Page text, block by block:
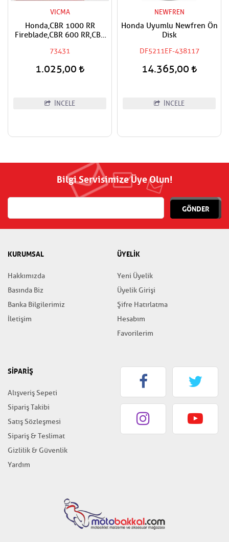
VICMA
Honda,CBR 1000 RR
Fireblade,CBR 600 RR,CBF
Hornet Vicma Debriyaj
73431
1.025,00
İNCELE
NEWFREN
Honda Uyumlu Newfren Ön
Disk
DF5211EF-438117
14.365,00
İNCELE
Bilgi Servisimize Üye Olun!
GÖNDER
KURUMSAL
Hakkımızda
Basında Biz
Banka Bilgilerimiz
İletişim
ÜYELİK
Yeni Üyelik
Üyelik Girişi
Şifre Hatırlatma
Hesabım
Favorilerim
SİPARİŞ
Alışveriş Sepeti
Sipariş Takibi
Satış Sözleşmesi
Sipariş & Teslimat
Gizlilik & Güvenlik
Yardım